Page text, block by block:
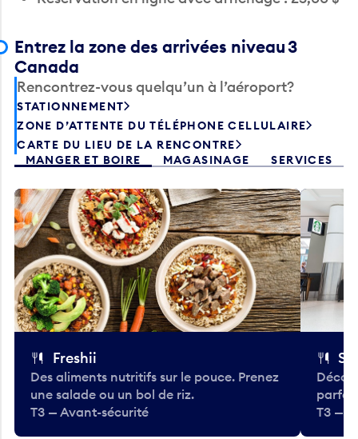
Entrez la zone des arrivées niveau 3
Canada
Rencontrez-vous quelqu’un à l’aéroport?
STATIONNEMENT
ZONE D’ATTENTE DU TÉLÉPHONE CELLULAIRE
CARTE DU LIEU DE LA RENCONTRE
MANGER ET BOIRE
MAGASINAGE SERVICES
Freshii
Des aliments nutritifs sur le pouce. Prenez
une salade ou un bol de riz.
T3 — Avant-sécurité
T3 —